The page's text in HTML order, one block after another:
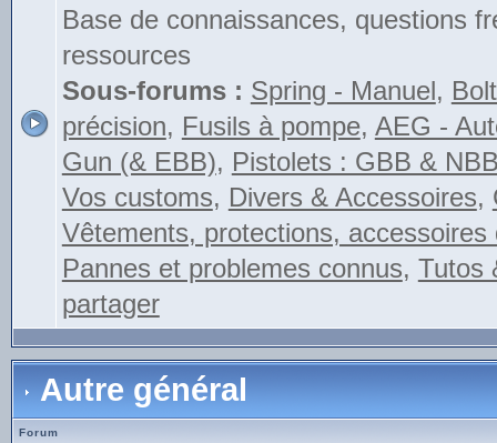
Base de connaissances, questions
ressources
Sous-forums : Spring - Manuel,
précision, Fusils à pompe, AEG -
Gun (& EBB), Pistolets : GBB &
Vos customs, Divers & Accessoires,
Vêtements, protections, accessoires
Pannes et problemes connus, Tutos
partager
Autre général
Forum